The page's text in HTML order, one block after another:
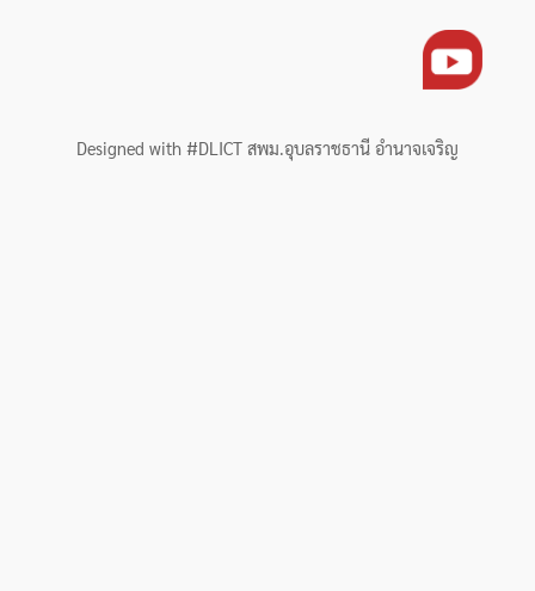
Designed with #DLICT สพม.อุบลราชธานี อำนาจเจริญ